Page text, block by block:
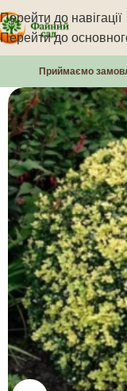
Перейти до навігації
Перейти до
Приймаємо